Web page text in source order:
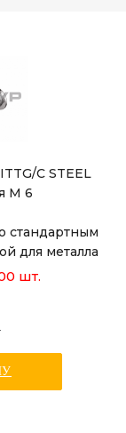
C STEEL
М 6
стандартным
для металла
мм, длиной
шт.